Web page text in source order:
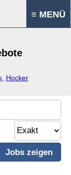
≡ MENÜ
, Hocker